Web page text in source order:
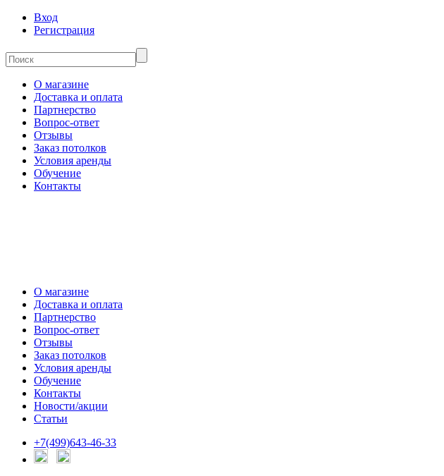
Вход
Регистрация
О магазине
Доставка и оплата
Партнерство
Вопрос-ответ
Отзывы
Заказ потолков
Условия аренды
Обучение
Контакты
О магазине
Доставка и оплата
Партнерство
Вопрос-ответ
Отзывы
Заказ потолков
Условия аренды
Обучение
Контакты
Новости/акции
Статьи
+7(499)643-46-33